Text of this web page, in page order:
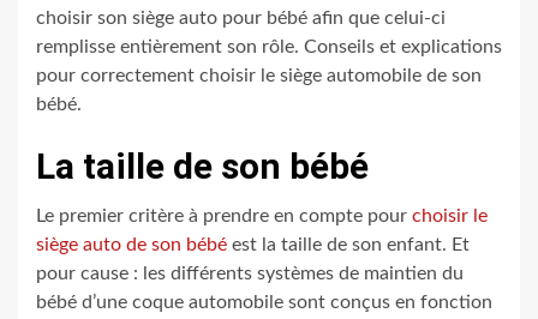
choisir son siège auto pour bébé afin que celui-ci
remplisse entièrement son rôle. Conseils et explications
pour correctement choisir le siège automobile de son
bébé.
La taille de son bébé
Le premier critère à prendre en compte pour choisir le
siège auto de son bébé est la taille de son enfant. Et
pour cause : les différents systèmes de maintien du
bébé d’une coque automobile sont conçus en fonction